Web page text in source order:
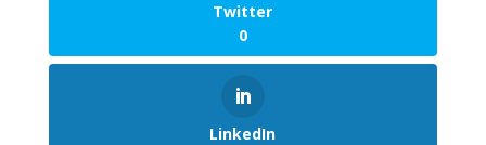
Twitter
0
LinkedIn